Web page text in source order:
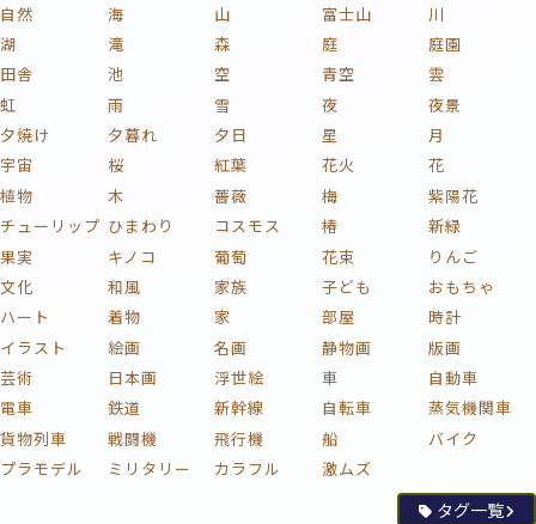
自然
海 山 富士山
川
湖
滝 森 庭
庭園
田舎
池 空 青空
雲
虹
雨 雪 夜
夜景
夕焼け
夕暮れ 夕日 星
月
宇宙
桜 紅葉 花火
花
植物
木 薔薇 梅
紫陽花
チューリップ ひまわり コスモス 椿
新緑
果実
キノコ 葡萄 花束
りんご
文化
和風 家族 子ども
おもちゃ
ハート
着物 家 部屋
時計
イラスト
絵画 名画 静物画
版画
芸術
日本画 浮世絵 車
自動車
電車
鉄道 新幹線 自転車
蒸気機関車
貨物列車
戦闘機 飛行機 船
バイク
プラモデル
ミリタリー カラフル 激ムズ
タグ一覧